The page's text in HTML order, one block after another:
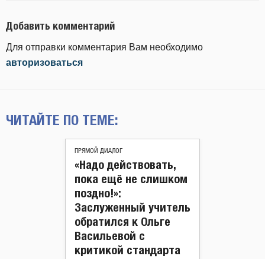
Добавить комментарий
Для отправки комментария Вам необходимо
авторизоваться
ЧИТАЙТЕ ПО ТЕМЕ:
ПРЯМОЙ ДИАЛОГ
«Надо действовать,
пока ещё не слишком
поздно!»:
Заслуженный учитель
обратился к Ольге
Васильевой с
критикой стандарта